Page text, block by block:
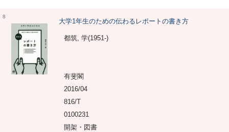
8
大学1年生のための伝わるレポートの書き方
都筑, 学(1951-)
有斐閣
2016/04
816/T
0100231
開架・図書